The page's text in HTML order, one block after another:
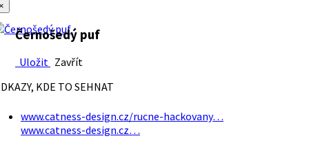
Černošedý puf
Uložit Zavřít
KDE TO SEHNAT
www.catness-design.cz/rucne-hackovany…
www.catness-design.cz…